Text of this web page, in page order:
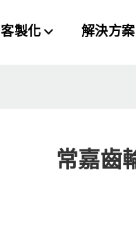
客製化 解決方案
常嘉齒